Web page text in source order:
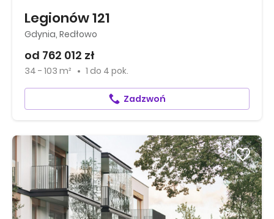
Legionów 121
Gdynia, Redłowo
od 762 012 zł
34 - 103 m² 1 do 4 pok.
Zadzwoń